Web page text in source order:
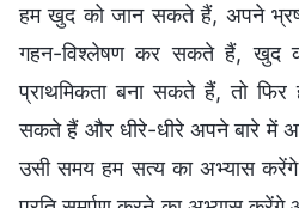
हम खुद को जान सकते हैं, अपने
गहन-विश्लेषण कर सकते हैं, खुद
प्राथमिकता बना सकते हैं, तो
सकते हैं और धीरे-धीरे अपने बारे में
उसी समय हम सत्य का अभ्यास